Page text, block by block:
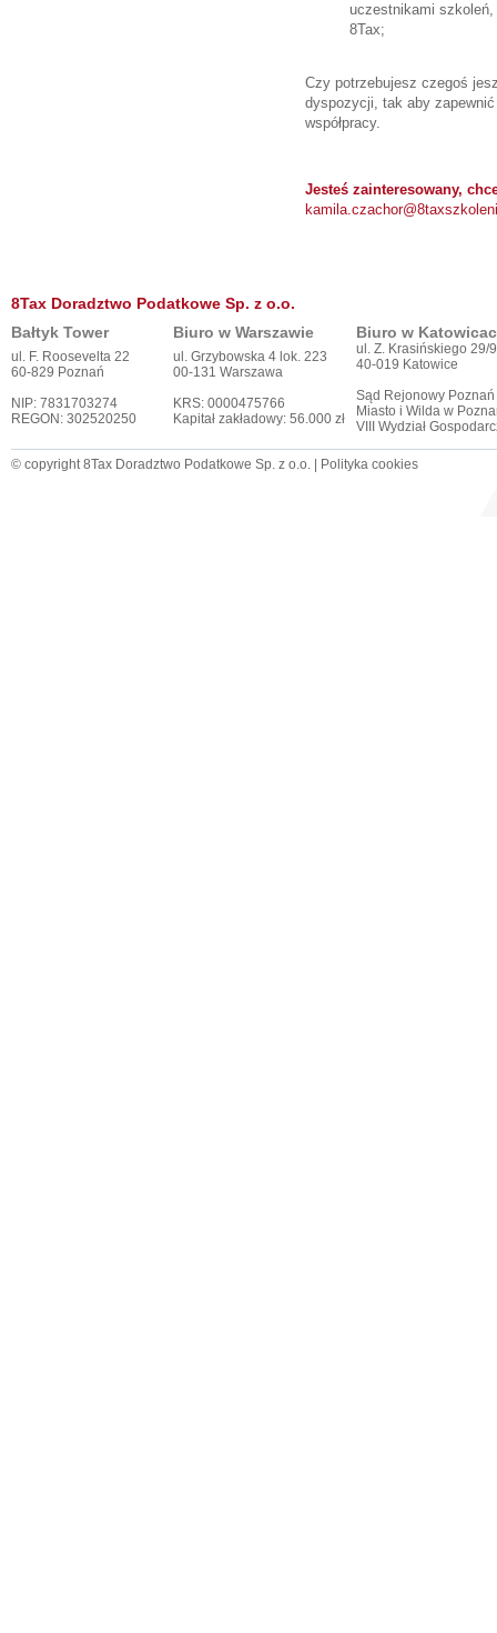
uczestnikami szkoleń,
8Tax;
Czy potrzebujesz czegoś
dyspozycji, tak aby
współpracy.
Jesteś zainteresowany,
8Tax Doradztwo Podatkowe Sp. z o.o.
Bałtyk Tower
Biuro w Warszawie Biuro w
ul. F. Roosevelta 22
60-829 Poznań
NIP: 7831703274
REGON: 302520250
ul. Grzybowska 4 lok. 223
00-131 Warszawa
KRS: 0000475766
Kapitał zakładowy: 56.000 zł
ul. Z. Krasińskiego 29/9
40-019 Katowice
Sąd Rejonowy
Miasto i Wilda w
VIII Wydział
© copyright 8Tax Doradztwo Podatkowe Sp. z o.o. | Polityka cookies